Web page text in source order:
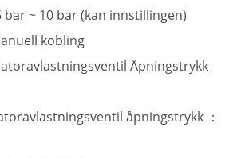
bar ~ 10 bar (kan innstillingen)
kobling
Åpningstrykk
åpningstrykk ：